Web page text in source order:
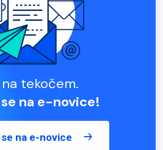
tekočem.
na e-novice!
na e-novice